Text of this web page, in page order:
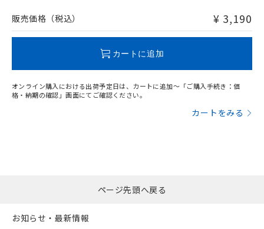
問い合わせください。
販売価格（税込） ¥ 3,190
カートに追加
オンライン購入における出荷予定日は、カートに追加～「ご購入手続き：価
格・納期の確認」画面にてご確認ください。
カートをみる
ページ先頭へ戻る
お知らせ・最新情報